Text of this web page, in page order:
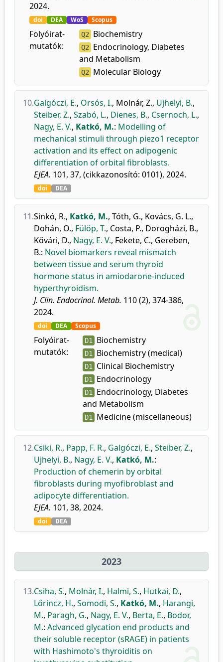
2024.
doi DEA WoS Scopus
Folyóirat-
mutatók:
Q2 Biochemistry
Q2
Endocrinology, Diabetes
and Metabolism
Q2 Molecular Biology
10.Galgóczi, E., Orsós, I., Molnár, Z., Ujhelyi, B.,
Steiber, Z., Szabó, L., Dienes, B., Csernoch, L.,
Nagy, E. V., Katkó, M.: Modelling of
mechanical stimuli through piezo1 receptor
activation and its effect on adipogenic
differentiation of orbital fibroblasts.
EJEA. 101, 37, (cikkazonosító: 0101), 2024.
doi DEA
11.Sinkó, R., Katkó, M., Tóth, G., Kovács, G. L.,
Dohán, O., Fülöp, T., Costa, P., Dorogházi, B.,
Kővári, D., Nagy, E. V., Fekete, C., Gereben,
B.: Novel biomarkers reveal mismatch
between tissue and serum thyroid
hormone status in amiodarone-induced
hyperthyroidism.
J. Clin. Endocrinol. Metab. 110 (2), 374-386,
2024.
doi DEA Scopus
Folyóirat-
mutatók:
D1 Biochemistry
D1 Biochemistry (medical)
D1 Clinical Biochemistry
D1 Endocrinology
D1 Endocrinology, Diabetes
and Metabolism
D1 Medicine (miscellaneous)
12.Csiki, R., Papp, F. R., Galgóczi, E., Steiber, Z.,
Ujhelyi, B., Nagy, E. V., Katkó, M.:
Production of chemerin by orbital
fibroblasts during myofibroblast and
adipocyte differentiation.
EJEA. 101, 38, 2024.
doi DEA
2023
13.Csiha, S., Molnár, I., Halmi, S., Hutkai, D.,
Lőrincz, H., Somodi, S., Katkó, M., Harangi,
M., Paragh, G., Nagy, E. V., Berta, E., Bodor,
M.: Advanced glycation end products and
their soluble receptor (sRAGE) in patients
with Hashimoto's thyroiditis on